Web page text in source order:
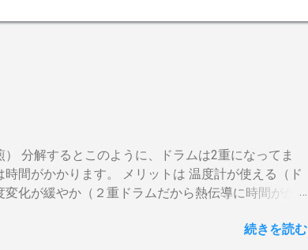
分解するとこのように、ドラムは2重になってま
間がかかります。 メリットは 温度計が使える（ド
化が緩やか（２重ドラムだから熱伝導に時間がか
消してもすぐに温度が下がらない。火力を上げても
続きを読む